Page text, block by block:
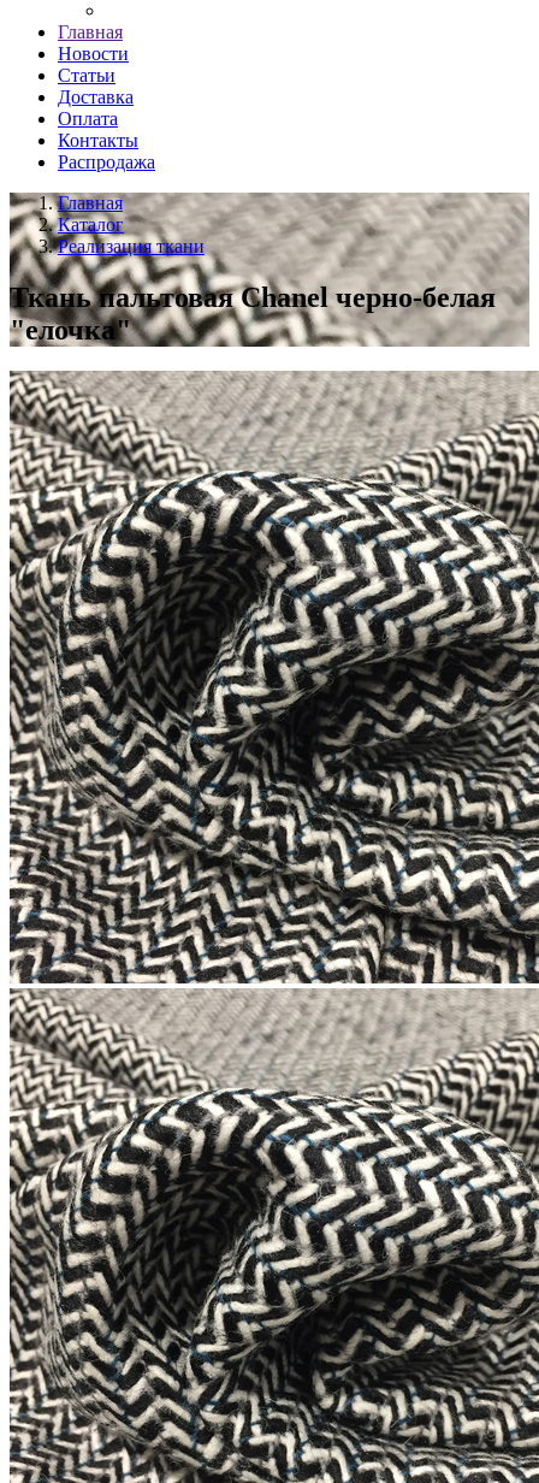
Главная
Новости
Статьи
Доставка
Оплата
Контакты
Распродажа
Главная
Каталог
Реализация ткани
Ткань пальтовая Chanel черно-белая
"елочка"